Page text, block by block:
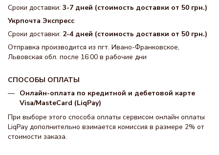
Сроки доставки: 3-7 дней (стоимость доставки от 50 грн.)
Укрпочта Экспресс
Сроки доставки: 2-4 дней (стоимость доставки от 50 грн.)
Отправка производится из пгт. Ивано-Франковское,
Львовская обл. после 16:00 в рабочие дни
СПОСОБЫ ОПЛАТЫ
Онлайн-оплата по кредитной и дебетовой карте
Visa/MasteCard (LiqPay)
При выборе этого способа оплаты сервисом онлайн оплаты
LiqPay дополнительно взимается комиссия в размере 2% от
стоимости заказа.